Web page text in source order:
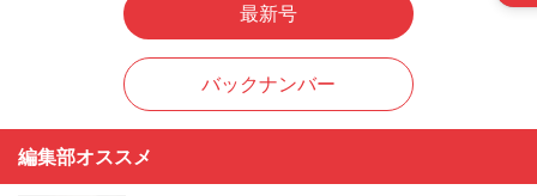
最新号
バックナンバー
編集部オススメ